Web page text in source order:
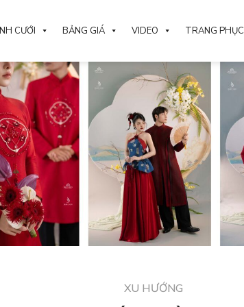
CƯỚI BẢNG GIÁ VIDEO TRANG PHỤC
XU HƯỚNG